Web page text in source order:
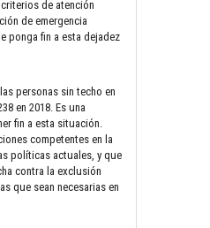
de atención
de emergencia
ponga fin a esta dejadez
personas sin techo en
en 2018. Es una
fin a esta situación.
competentes en la
políticas actuales, y que
contra la exclusión
que sean necesarias en